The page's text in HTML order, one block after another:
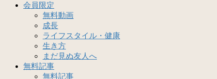
会員限定
無料動画
成長
ライフスタイル・健康
生き方
まだ見ぬ友人へ
無料記事
無料記事